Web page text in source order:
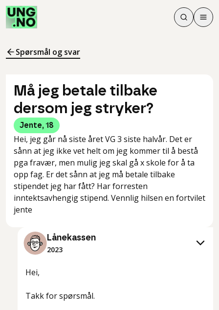
Søk
Søk
Meny
Spørsmål og svar
Må jeg betale tilbake
dersom jeg stryker?
Jente, 18
Hei, jeg går nå siste året VG 3 siste halvår. Det er
sånn at jeg ikke vet helt om jeg kommer til å bestå
pga fravær, men mulig jeg skal gå x skole for å ta
opp fag. Er det sånn at jeg må betale tilbake
stipendet jeg har fått? Har forresten
inntektsavhengig stipend. Vennlig hilsen en fortvilet
jente
Lånekassen
2023
Hei,
Takk for spørsmål.